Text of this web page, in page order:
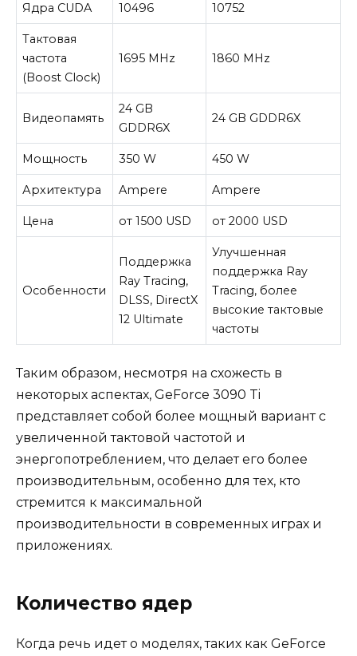
Ядра CUDA 10496 10752
Тактовая
частота
(Boost Clock)
1695 MHz 1860 MHz
Видеопамять
24 GB
GDDR6X
24 GB GDDR6X
Мощность 350 W 450 W
Архитектура Ampere Ampere
Цена от 1500 USD от 2000 USD
Особенности
Поддержка
Ray Tracing,
DLSS, DirectX
12 Ultimate
Улучшенная
поддержка Ray
Tracing, более
высокие тактовые
частоты
Таким образом, несмотря на схожесть в
некоторых аспектах, GeForce 3090 Ti
представляет собой более мощный вариант с
увеличенной тактовой частотой и
энергопотреблением, что делает его более
производительным, особенно для тех, кто
стремится к максимальной
производительности в современных играх и
приложениях.
Количество ядер
Когда речь идет о моделях, таких как GeForce